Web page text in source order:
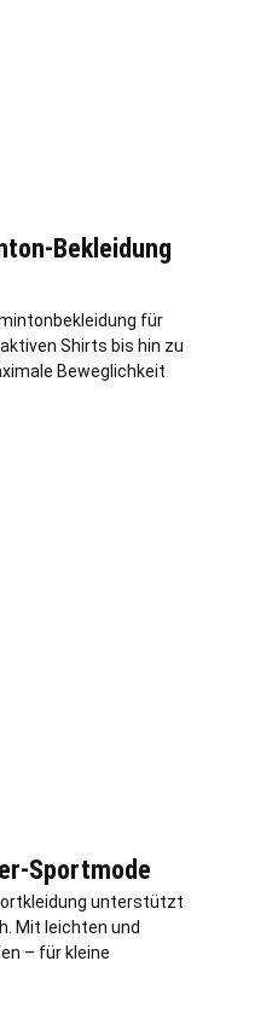
Bekleidung
für
Shirts bis hin zu
Beweglichkeit
Sportmode
unterstützt
Mit leichten und
– für kleine